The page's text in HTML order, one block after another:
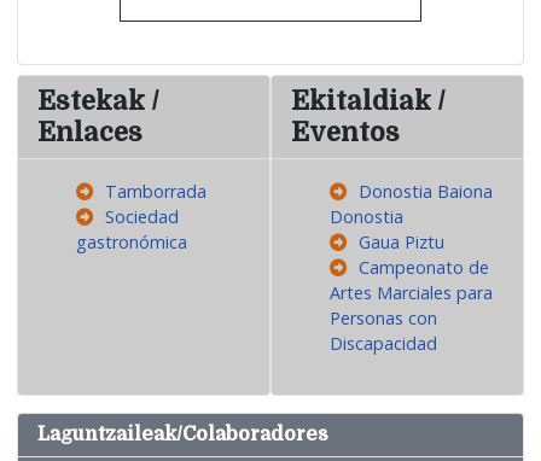
Estekak /
Enlaces
Tamborrada
Sociedad
gastronómica
Ekitaldiak /
Eventos
Donostia Baiona
Donostia
Gaua Piztu
Campeonato de
Artes Marciales para
Personas con
Discapacidad
Laguntzaileak/Colaboradores